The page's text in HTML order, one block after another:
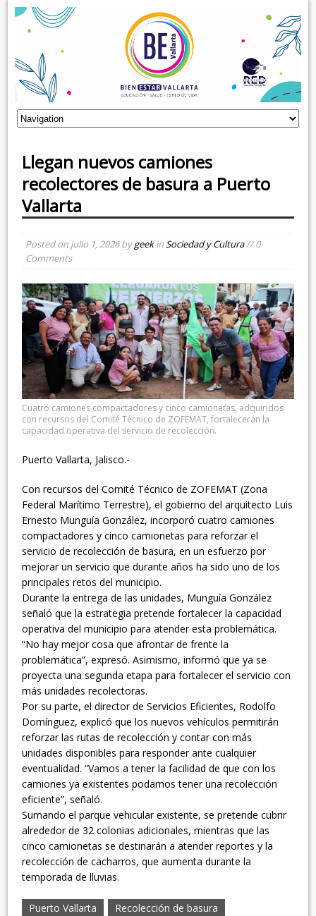
Llegan nuevos camiones
recolectores de basura a Puerto
Vallarta
Posted on julio 1, 2026bygeekinSociedad y Cultura// 0
Comments
Cuatro camiones compactadores y cinco camionetas, adquiridos
con recursos del Comité Técnico de ZOFEMAT, fortalecerán la
capacidad operativa del servicio de recolección.
Puerto Vallarta, Jalisco.-
Con recursos del Comité Técnico de ZOFEMAT (Zona
Federal Marítimo Terrestre), el gobierno del arquitecto Luis
Ernesto Munguía González, incorporó cuatro camiones
compactadores y cinco camionetas para reforzar el
servicio de recolección de basura, en un esfuerzo por
mejorar un servicio que durante años ha sido uno de los
principales retos del municipio.
Durante la entrega de las unidades, Munguía González
señaló que la estrategia pretende fortalecer la capacidad
operativa del municipio para atender esta problemática.
“No hay mejor cosa que afrontar de frente la
problemática”, expresó. Asimismo, informó que ya se
proyecta una segunda etapa para fortalecer el servicio con
más unidades recolectoras.
Por su parte, el director de Servicios Eficientes, Rodolfo
Domínguez, explicó que los nuevos vehículos permitirán
reforzar las rutas de recolección y contar con más
unidades disponibles para responder ante cualquier
eventualidad. “Vamos a tener la facilidad de que con los
camiones ya existentes podamos tener una recolección
eficiente”, señaló.
Sumando el parque vehicular existente, se pretende cubrir
alrededor de 32 colonias adicionales, mientras que las
cinco camionetas se destinarán a atender reportes y la
recolección de cacharros, que aumenta durante la
temporada de lluvias.
Puerto Vallarta Recolección de basura